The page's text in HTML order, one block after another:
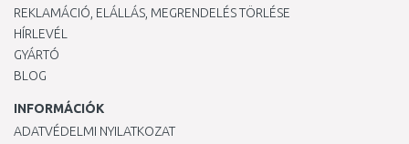
REKLAMÁCIÓ, ELÁLLÁS, MEGRENDELÉS TÖRLÉSE
HÍRLEVÉL
GYÁRTÓ
BLOG
INFORMÁCIÓK
ADATVÉDELMI NYILATKOZAT